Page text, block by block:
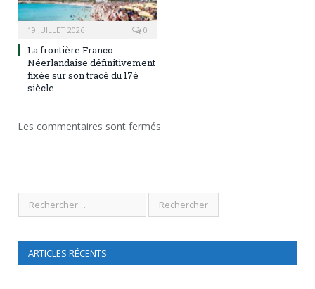
19 JUILLET 2026 0
La frontière Franco-
Néerlandaise définitivement
fixée sur son tracé du 17è
siècle
Les commentaires sont fermés
ARTICLES RÉCENTS